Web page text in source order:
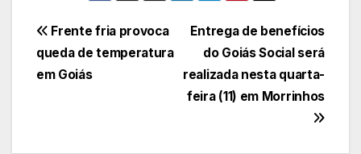
Navegação
de
Entrega de benefícios
do Goiás Social será
realizada nesta quarta-
feira (11) em Morrinhos
Frente fria provoca
queda de temperatura
em Goiás